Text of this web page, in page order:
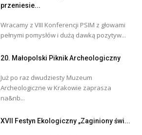
przeniesie...
Wracamy z VIII Konferencji PSIM z głowami
pełnymi pomysłów i dużą dawką pozytyw...
20. Małopolski Piknik Archeologiczny
Już po raz dwudziesty Muzeum
Archeologiczne w Krakowie zaprasza
na&nb...
XVII Festyn Ekologiczny „Zaginiony świ...